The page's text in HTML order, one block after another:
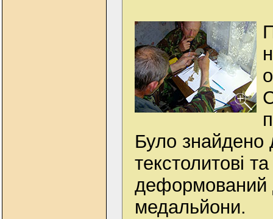
Було знайдено
текстолитові
деформований
медальйони.